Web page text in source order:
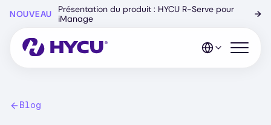
content
NOUVEAU
Présentation du produit : HYCU R-Serve pour
iManage
→
Open
Blog